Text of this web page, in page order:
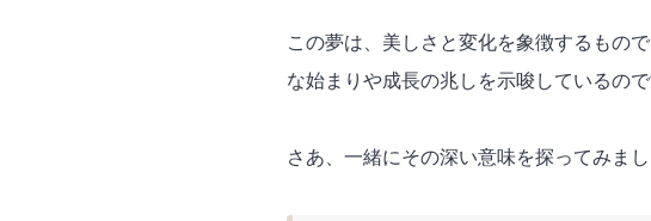
この夢は、美しさと変化を象徴するもの
な始まりや成長の兆しを示唆しているので
さあ、一緒にその深い意味を探ってみま